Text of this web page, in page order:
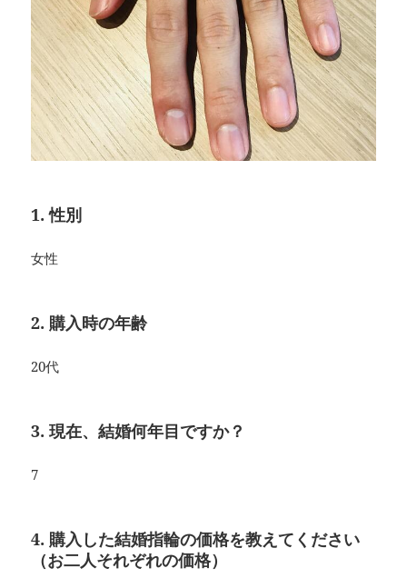
1. 性別
女性
2. 購入時の年齢
20代
3. 現在、結婚何年目ですか？
7
4. 購入した結婚指輪の価格を教えてください
（お二人それぞれの価格）